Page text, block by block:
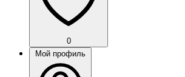
0
Мой профиль